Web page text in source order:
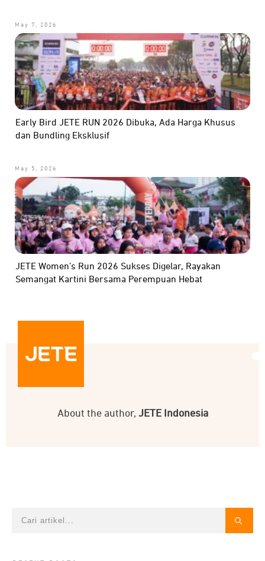
May 7, 2026
Early Bird JETE RUN 2026 Dibuka, Ada Harga Khusus
dan Bundling Eksklusif
May 5, 2026
JETE Women’s Run 2026 Sukses Digelar, Rayakan
Semangat Kartini Bersama Perempuan Hebat
About the author, JETE Indonesia